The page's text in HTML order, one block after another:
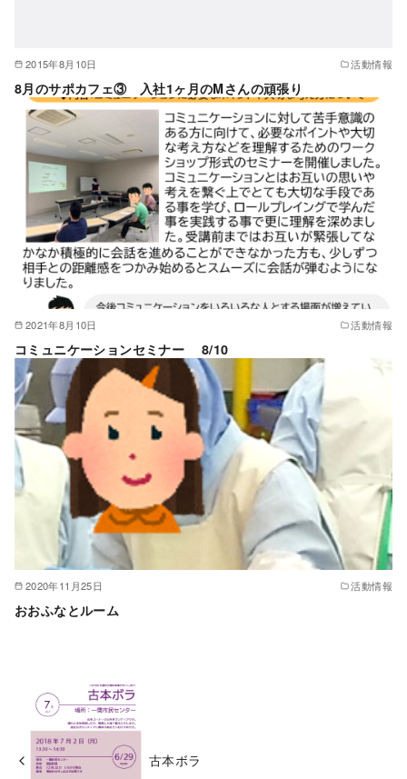
2015年8月10日 活動情報
8月のサポカフェ③ 入社1ヶ月のMさんの頑張り
2021年8月10日 活動情報
コミュニケーションセミナー 8/10
2020年11月25日 活動情報
おおふなとルーム
古本ボラ